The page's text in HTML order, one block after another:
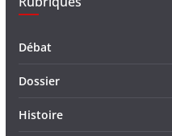
Débat
Dossier
Histoire